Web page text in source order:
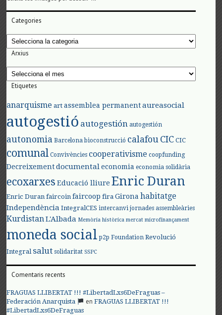
Categories
Categories
Arxius
Arxius
Etiquetes
anarquisme art assemblea permanent aureasocial
autogestió autogestión autogestión
autonomia Barcelona bioconstrucció calafouCIC CIC
comunal Convivències cooperativisme coopfunding
Decreixement documental economia economia solidària
ecoxarxes Educació lliure Enric Duran
Enric Duran faircoin faircoop fira Girona habitatge
Independència IntegralCES intercanvi jornades assembleàries
KurdistanL'Albada Memòria històrica mercat microfinançament
moneda social p2p Foundation Revolució
Integral salut solidaritat SSPC
Comentaris recents
FRAGUAS LLIBERTAT !!! #LibertadLxs6DeFraguas –
Federación Anarquista
enFRAGUAS LLIBERTAT !!!
#LibertadLxs6DeFraguas